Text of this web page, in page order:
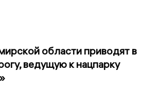
области приводят в
ведущую к нацпарку